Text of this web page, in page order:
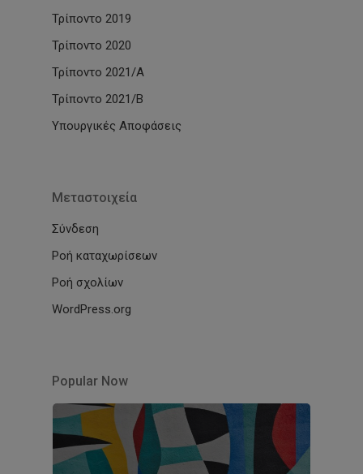
Τρίποντο 2019
Τρίποντο 2020
Τρίποντο 2021/Α
Τρίποντο 2021/Β
Υπουργικές Αποφάσεις
Μεταστοιχεία
Σύνδεση
Ροή καταχωρίσεων
Ροή σχολίων
WordPress.org
Popular Now